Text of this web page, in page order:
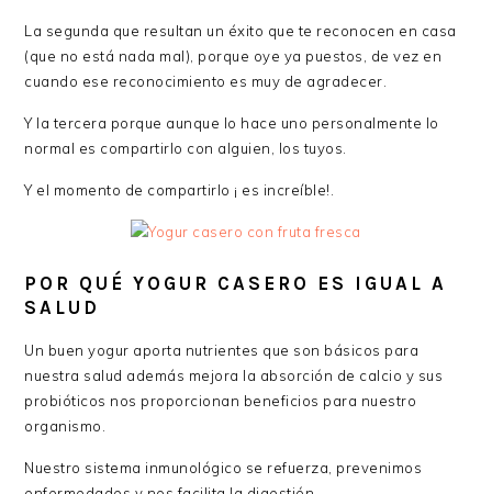
La segunda que resultan un éxito que te reconocen en casa
(que no está nada mal), porque oye ya puestos, de vez en
cuando ese reconocimiento es muy de agradecer.
Y la tercera porque aunque lo hace uno personalmente lo
normal es compartirlo con alguien, los tuyos.
Y el momento de compartirlo ¡ es increíble!.
POR QUÉ YOGUR CASERO ES IGUAL A
SALUD
Un buen yogur aporta nutrientes que son básicos para
nuestra salud además mejora la absorción de calcio y sus
probióticos nos proporcionan beneficios para nuestro
organismo.
Nuestro sistema inmunológico se refuerza, prevenimos